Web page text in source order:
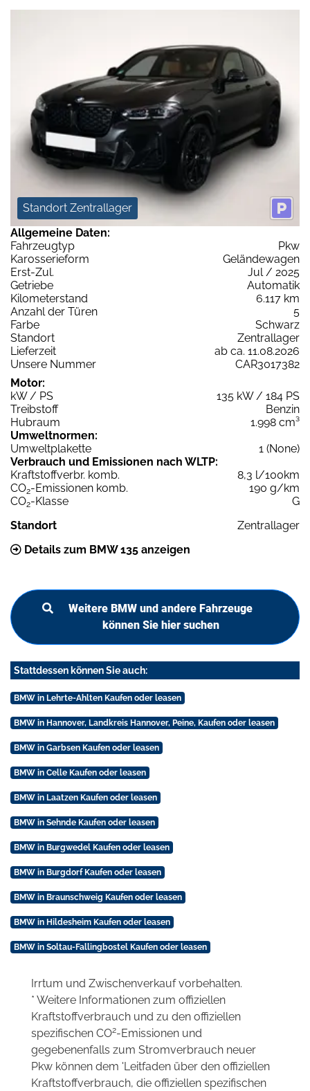
Standort Zentrallager
Allgemeine Daten:
Fahrzeugtyp
Pkw
Karosserieform
Geländewagen
Erst-Zul.
Jul / 2025
Getriebe
Automatik
Kilometerstand
6.117 km
Anzahl der Türen
5
Farbe
Schwarz
Standort
Zentrallager
Lieferzeit
ab ca. 11.08.2026
Unsere Nummer
CAR3017382
Motor:
kW / PS
135 kW / 184 PS
Treibstoff
Benzin
Hubraum
1.998 cm³
Umweltnormen:
Umweltplakette
1 (None)
Verbrauch und Emissionen nach WLTP:
Kraftstoffverbr. komb.
8,3 l/100km
CO2-Emissionen komb.
190 g/km
CO2-Klasse
G
Standort
Zentrallager
Details zum BMW 135 anzeigen
Weitere BMW und andere Fahrzeuge
können Sie hier suchen
Stattdessen können Sie auch:
BMW in Lehrte-Ahlten Kaufen oder leasen
BMW in Hannover, Landkreis Hannover, Peine, Kaufen oder leasen
BMW in Garbsen Kaufen oder leasen
BMW in Celle Kaufen oder leasen
BMW in Laatzen Kaufen oder leasen
BMW in Sehnde Kaufen oder leasen
BMW in Burgwedel Kaufen oder leasen
BMW in Burgdorf Kaufen oder leasen
BMW in Braunschweig Kaufen oder leasen
BMW in Hildesheim Kaufen oder leasen
BMW in Soltau-Fallingbostel Kaufen oder leasen
Irrtum und Zwischenverkauf vorbehalten.
* Weitere Informationen zum offiziellen
Kraftstoffverbrauch und zu den offiziellen
spezifischen CO2-Emissionen und
gegebenenfalls zum Stromverbrauch neuer
Pkw können dem 'Leitfaden über den offiziellen
Kraftstoffverbrauch, die offiziellen spezifischen